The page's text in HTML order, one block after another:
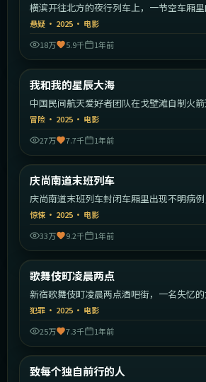
横滨开往北方的夜行列车上，一节空车厢
失。
悬疑 · 2025 · 电影
18万
5.9千 1年前
最新
我和我的星辰大海
中国民间航天爱好者团队在戈壁滩自制火
事。
冒险 · 2025 · 电影
27万
7.7千 1年前
最新
庆尚南道末班列车
庆尚南道末班列车封闭车厢里出现不明病
塌。
惊悚 · 2025 · 电影
33万
9.2千 1年前
最新
歌舞伎町凌晨两点
新宿歌舞伎町凌晨两点酒吧街，一名失忆
斗争。
犯罪 · 2025 · 电影
25万
7.3千 1年前
最新
致每个独自前行的人